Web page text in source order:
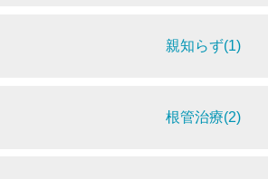
親知らず(1)
根管治療(2)